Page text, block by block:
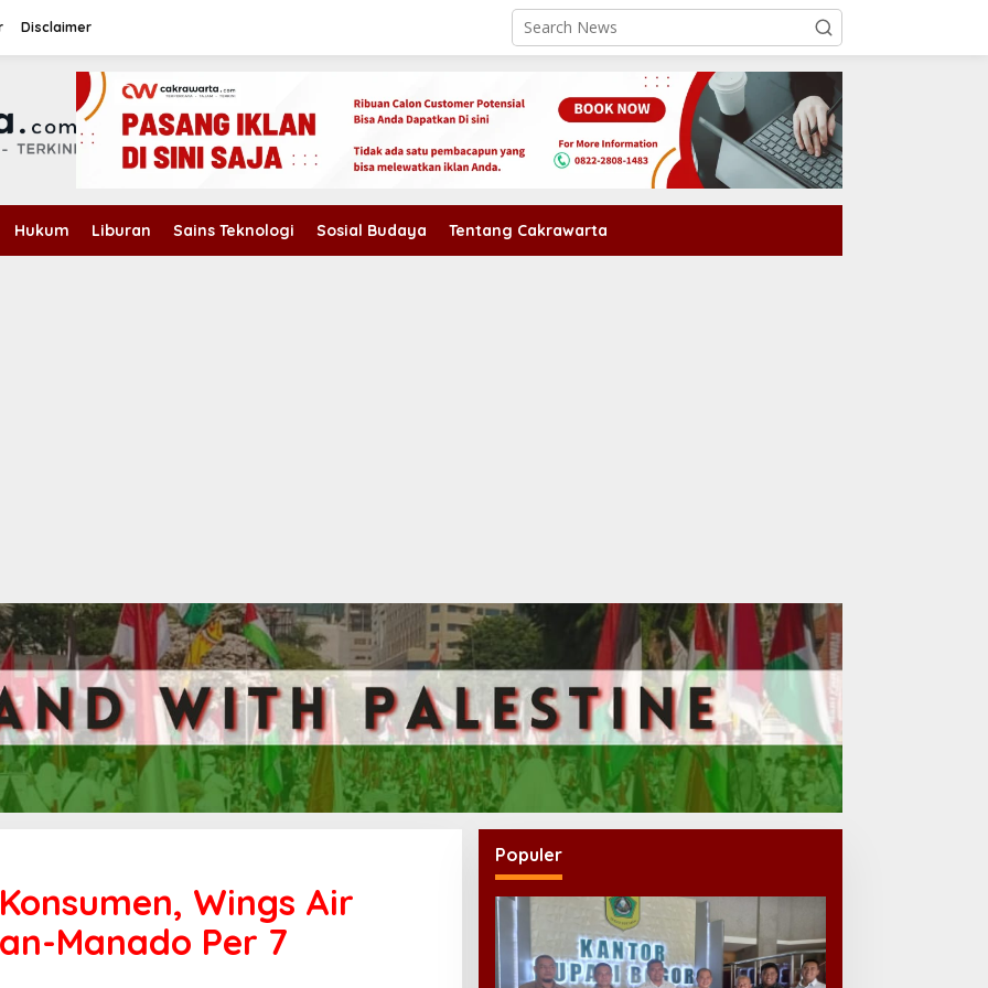
Disclaimer
Hukum Liburan Sains Teknologi Sosial Budaya Tentang Cakrawarta
Wings Air
Manado Per 7
Populer